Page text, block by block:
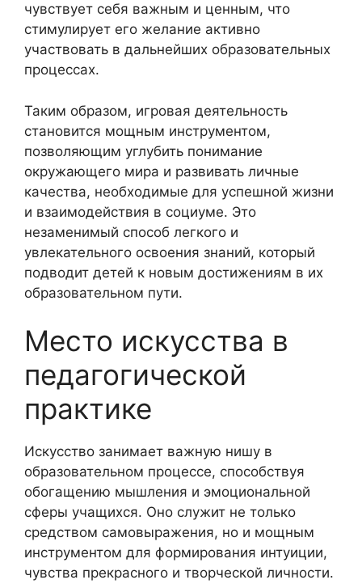
чувствует себя важным и ценным, что
стимулирует его желание активно
участвовать в дальнейших образовательных
процессах.
Таким образом, игровая деятельность
становится мощным инструментом,
позволяющим углубить понимание
окружающего мира и развивать личные
качества, необходимые для успешной жизни
и взаимодействия в социуме. Это
незаменимый способ легкого и
увлекательного освоения знаний, который
подводит детей к новым достижениям в их
образовательном пути.
Место искусства в
педагогической
практике
Искусство занимает важную нишу в
образовательном процессе, способствуя
обогащению мышления и эмоциональной
сферы учащихся. Оно служит не только
средством самовыражения, но и мощным
инструментом для формирования интуиции,
чувства прекрасного и творческой личности.